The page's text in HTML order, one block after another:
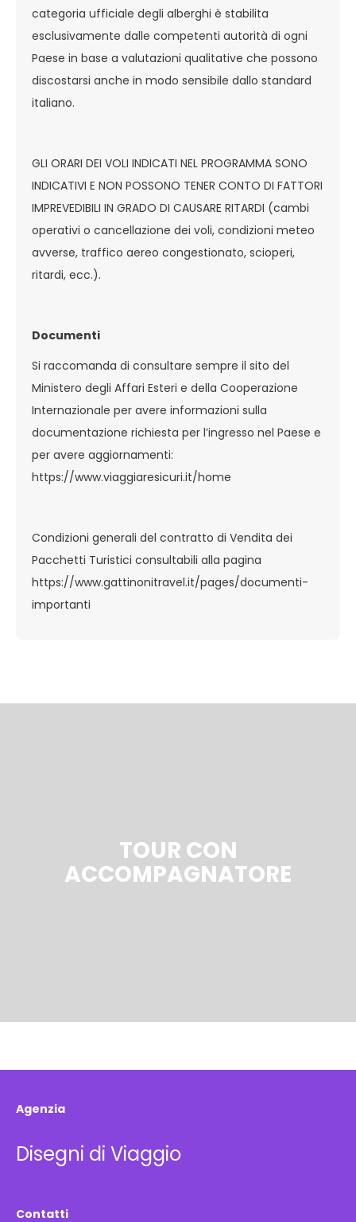
categoria ufficiale degli alberghi è stabilita
esclusivamente dalle competenti autorità di ogni
Paese in base a valutazioni qualitative che possono
discostarsi anche in modo sensibile dallo standard
italiano.
GLI ORARI DEI VOLI INDICATI NEL PROGRAMMA SONO
INDICATIVI E NON POSSONO TENER CONTO DI FATTORI
IMPREVEDIBILI IN GRADO DI CAUSARE RITARDI (cambi
operativi o cancellazione dei voli, condizioni meteo
avverse, traffico aereo congestionato, scioperi,
ritardi, ecc.).
Documenti
Si raccomanda di consultare sempre il sito del
Ministero degli Affari Esteri e della Cooperazione
Internazionale per avere informazioni sulla
documentazione richiesta per l’ingresso nel Paese e
per avere aggiornamenti:
https://www.viaggiaresicuri.it/home
Condizioni generali del contratto di Vendita dei
Pacchetti Turistici consultabili alla pagina
https://www.gattinonitravel.it/pages/documenti-
importanti
TOUR CON
ACCOMPAGNATORE
Agenzia
Disegni di Viaggio
Contatti